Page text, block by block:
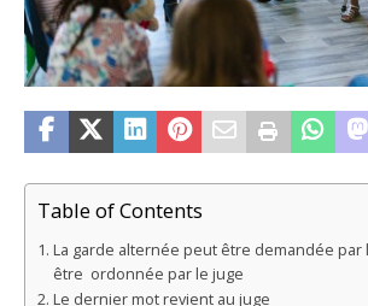
Table of Contents
La garde alternée peut être demandée par
être ordonnée par le juge
Le dernier mot revient au juge